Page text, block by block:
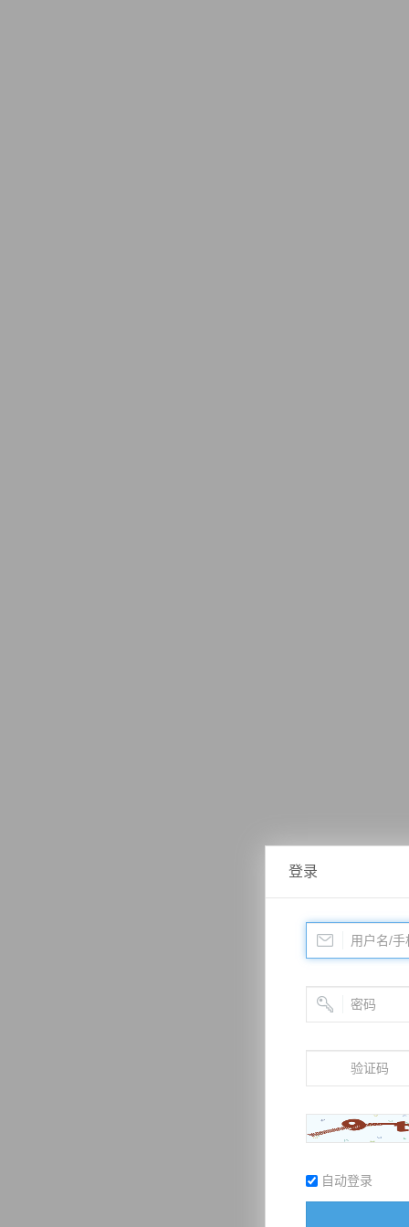
登录
自动登录